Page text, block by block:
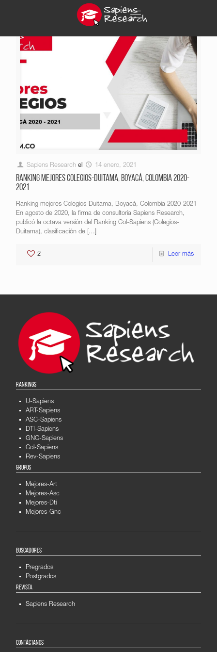
Sapiens Research el 14 enero, 2021
Ranking mejores Colegios-Duitama, Boyacá, Colombia 2020-
2021
Ranking mejores Colegios-Duitama, Boyacá, Colombia 2020-2021
En agosto de 2020, la firma de consultoría Sapiens Research,
publicó la octava versión del Ranking Col-Sapiens (Colegios-
Duitama), clasificación de […]
2 Leer más
RANKINGS
U-Sapiens
ART-Sapiens
ASC-Sapiens
DTI-Sapiens
GNC-Sapiens
Col-Sapiens
Rev-Sapiens
GRUPOS
Mejores-Art
Mejores-Asc
Mejores-Dti
Mejores-Gnc
BUSCADORES
Pregrados
Postgrados
REVISTA
Sapiens Research
CONTÁCTANOS